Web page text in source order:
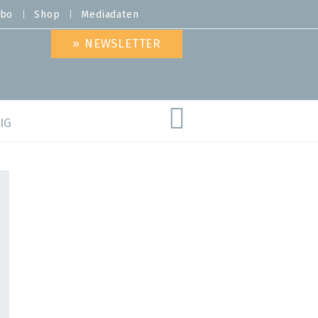
Shop Mediadaten
» NEWSLETTER